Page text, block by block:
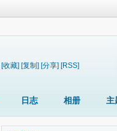
[收藏] [复制] [分享] [RSS]
日志 相册 主